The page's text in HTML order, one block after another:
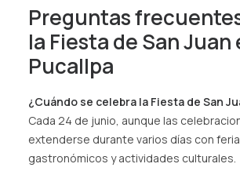
Preguntas
la Fiesta de San Juan
Pucallpa
¿Cuándo se celebra la Fiesta de San
Cada 24 de junio, aunque las
extenderse durante varios días con
gastronómicos y actividades culturales.